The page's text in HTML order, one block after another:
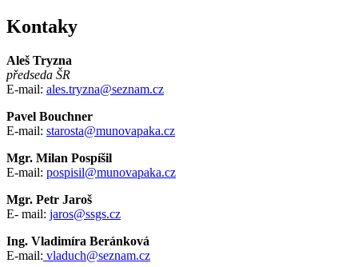
Kontaky
Aleš Tryzna
předseda ŠR
E-mail: ales.tryzna@seznam.cz
Pavel Bouchner
E-mail: starosta@munovapaka.cz
Mgr. Milan Pospíšil
E-mail: pospisil@munovapaka.cz
Mgr. Petr Jaroš
E- mail: jaros@ssgs.cz
Ing. Vladimíra Beránková
E-mail: vladuch@seznam.cz